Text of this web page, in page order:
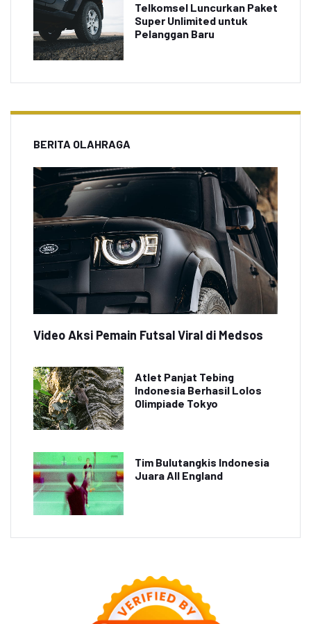
Telkomsel Luncurkan Paket
Super Unlimited untuk
Pelanggan Baru
BERITA OLAHRAGA
Video Aksi Pemain Futsal Viral di Medsos
Atlet Panjat Tebing
Indonesia Berhasil Lolos
Olimpiade Tokyo
Tim Bulutangkis Indonesia
Juara All England